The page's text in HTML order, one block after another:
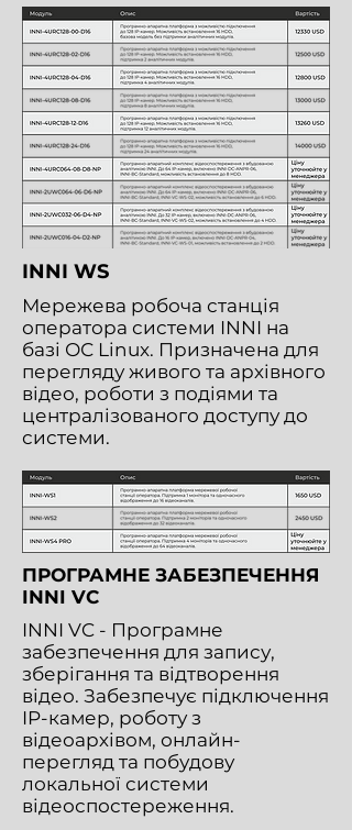
INNI WS
Мережева робоча станція
оператора системи INNI на
базі ОС Linux. Призначена для
перегляду живого та архівного
відео, роботи з подіями та
централізованого доступу до
системи.
ПРОГРАМНЕ ЗАБЕЗПЕЧЕННЯ
INNI VC
INNI VC - Програмне
забезпечення для запису,
зберігання та відтворення
відео. Забезпечує підключення
IP-камер, роботу з
відеоархівом, онлайн-
перегляд та побудову
локальної системи
відеоспостереження.